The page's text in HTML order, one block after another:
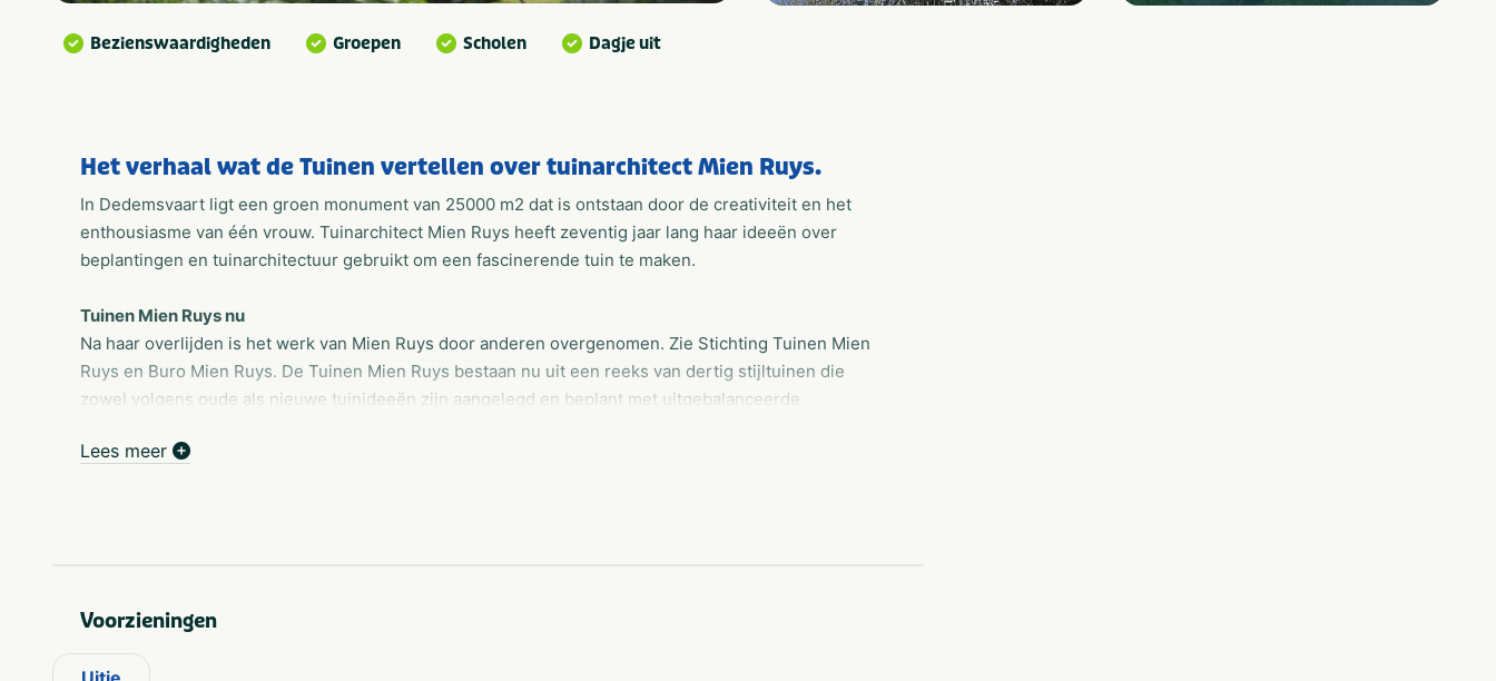
Bezienswaardigheden Groepen Scholen Dagje uit
Het verhaal wat de Tuinen vertellen over tuinarchitect Mien Ruys.
In Dedemsvaart ligt een groen monument van 25000 m2 dat is ontstaan door de creativiteit en het
enthousiasme van één vrouw. Tuinarchitect Mien Ruys heeft zeventig jaar lang haar ideeën over
beplantingen en tuinarchitectuur gebruikt om een fascinerende tuin te maken.
Tuinen Mien Ruys nu
Na haar overlijden is het werk van Mien Ruys door anderen overgenomen. Zie Stichting Tuinen Mien
Ruys en Buro Mien Ruys. De Tuinen Mien Ruys bestaan nu uit een reeks van dertig stijltuinen die
zowel volgens oude als nieuwe tuinideeën zijn aangelegd en beplant met uitgebalanceerde
Juist het experimentele karakter van de Tuinen maakt dat ze zo belangrijk zijn voor
andere open tuinen:
De drie oudste tuinen zijn sinds oktober 2004 rijksmonument. In 2014 zijn daar opnieuw zes
Lees meer
Voorzieningen